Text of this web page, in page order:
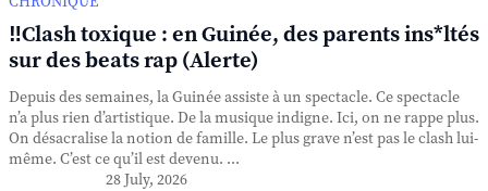
‼️Clash toxique : en Guinée, des parents ins*ltés
sur des beats rap (Alerte)
Depuis des semaines, la Guinée assiste à un spectacle. Ce spectacle
n’a plus rien d’artistique. De la musique indigne. Ici, on ne rappe plus.
On désacralise la notion de famille. Le plus grave n’est pas le clash lui-
même. C’est ce qu’il est devenu. ...
28 July, 2026